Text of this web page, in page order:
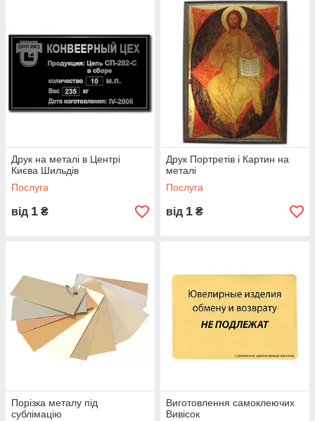
Друк на металі в Центрі
Києва Шильдів
Послуга
від 1 ₴
Друк Портретів і Картин на
металі
Послуга
від 1 ₴
Порізка металу під
сублімацію
Виготовлення самоклеючих
Вивісок